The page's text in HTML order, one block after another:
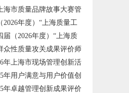
海市质量品牌故事大赛管
2026年度）“上海质量工
届（2026年度）“上海质
通知
众性质量攻关成果评价师
年上海市现场管理创新活
年用户满意与用户价值创
试点评价结果的通知
年卓越管理创新成果评价